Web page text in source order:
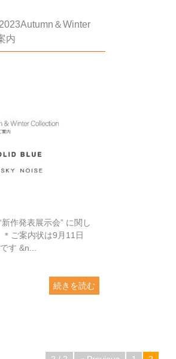
＆Winter
内
作発表展示会” に関し
ご案内状は9月11日
す &n...
続きを読む